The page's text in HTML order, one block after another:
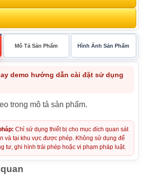
Mô Tả Sản Phẩm Hình Ảnh Sản Phẩm
demo hướng dẫn cài đặt sử dụng
trong mô tả sản phẩm.
Chỉ sử dụng thiết bị cho mục đích quan sát
và tại khu vực được phép. Không sử dụng để
tư, ghi hình trái phép hoặc vi phạm pháp luật.